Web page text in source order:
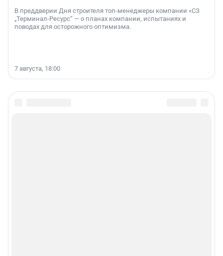
В преддверии Дня строителя топ-менеджеры компании «СЗ
„Терминал-Ресурс“ — о планах компании, испытаниях и
поводах для осторожного оптимизма.
7 августа, 18:00